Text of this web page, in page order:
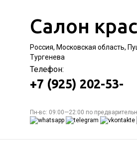
Салон
Россия, Московская область,
Тургенева
Телефон:
+7 (925) 202-53-
Пн-вс: 09:00—22:00 по